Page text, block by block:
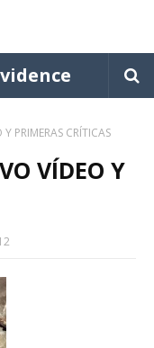
PRIMERAS CRÍTICAS
VÍDEO Y